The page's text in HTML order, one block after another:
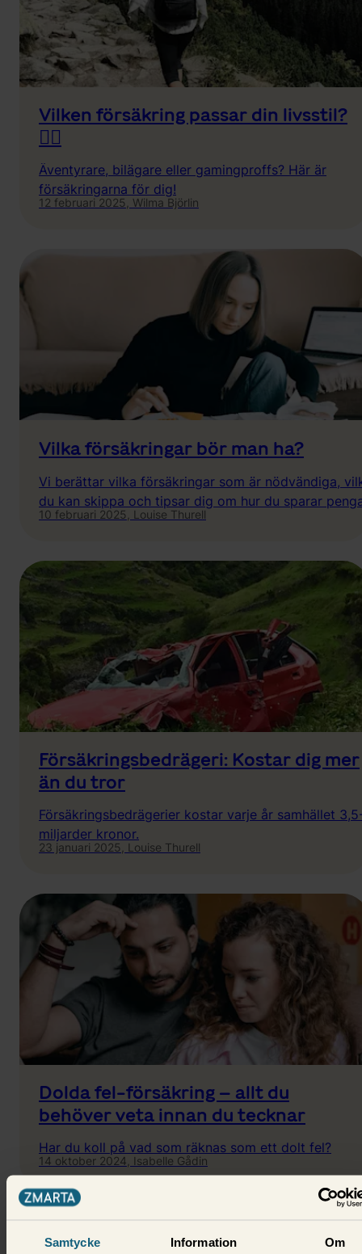
Samtycke Information Om
Vilken försäkring passar din livsstil?
🏄‍♂️
Äventyrare, bilägare eller gamingproffs? Här är
försäkringarna för dig!
12 februari 2025, Wilma Björlin
Vilka försäkringar bör man ha?
Vi berättar vilka försäkringar som är nödvändiga,
du kan skippa och tipsar dig om hur du sparar
10 februari 2025, Louise Thurell
Försäkringsbedrägeri: Kostar dig mer
än du tror
Försäkringsbedrägerier kostar varje år samhället
miljarder kronor.
23 januari 2025, Louise Thurell
Dolda fel-försäkring – allt du
behöver veta innan du tecknar
Har du koll på vad som räknas som ett dolt fel?
14 oktober 2024, Isabelle Gådin